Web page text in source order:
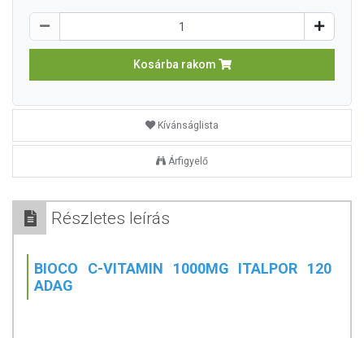
Kosárba rakom
Kívánságlista
Árfigyelő
Részletes leírás
BIOCO C-VITAMIN 1000MG ITALPOR 120
ADAG